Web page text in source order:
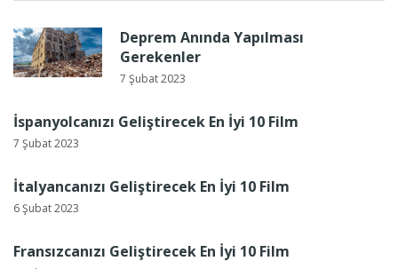
Deprem Anında Yapılması
Gerekenler
7 Şubat 2023
İspanyolcanızı Geliştirecek En İyi 10 Film
7 Şubat 2023
İtalyancanızı Geliştirecek En İyi 10 Film
6 Şubat 2023
Fransızcanızı Geliştirecek En İyi 10 Film